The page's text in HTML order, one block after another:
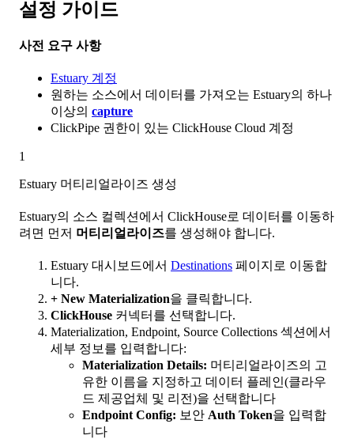
설정 가이드
사전 요구 사항
Estuary 계정
원하는 소스에서 데이터를 가져오는 Estuary의 하나
이상의 capture
ClickPipe 권한이 있는 ClickHouse Cloud 계정
1
Estuary 머티리얼라이즈 생성
Estuary의 소스 컬렉션에서 ClickHouse로 데이터를 이동하
려면 먼저 머티리얼라이즈를 생성해야 합니다.
Estuary 대시보드에서 Destinations 페이지로 이동합
니다.
+ New Materialization을 클릭합니다.
ClickHouse 커넥터를 선택합니다.
Materialization, Endpoint, Source Collections 섹션에서
세부 정보를 입력합니다:
Materialization Details: 머티리얼라이즈의 고
유한 이름을 지정하고 데이터 플레인(클라우
드 제공업체 및 리전)을 선택합니다
Endpoint Config: 보안 Auth Token을 입력합
니다